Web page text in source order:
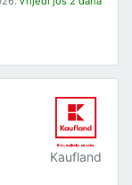
Kaufland